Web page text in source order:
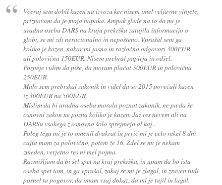
Včeraj sem dobil kazen na izvozu ker nisem imel veljavne vinjete,
priznavam da je moja napaka. Ampak glede na to da mi je
uradna oseba DARS na kraju prekrška zatajila informacijo o
globi, se mi zdi neracionalno in nepošteno. Vprašal sem ga
koliko je kazen, nakar mi jasno in razločno odgovori 300EUR
ali polovična 150EUR. Nisem prebral papirja in odšel.
Pozneje vidim da piše, da moram plačat 500EUR in polovična
250EUR.
Malo sem prebrskal zakonik in videl da so 2015 povečali kazen
iz 300EUR na 500EUR.
Mislim da bi uradna oseba morala poznat zakonik, ne pa da še
osnovni zakon ne pozna koliko je kazen. Jaz res nevem ali na
DARSu vsakega z osnovno šolo sprejmejo al kaj...
Poleg tega mi je to omenil dvakrat in prvič mi je celo rekel 8 dni
cajta mam za polovično, potem že 16. Zdel se mi je nekam
zmeden, verjetno res ni mel pojma.
Razmišljam da bi šel spet na kraj prekrška, in upam da bo ista
oseba spet tam, in ga vprašal, zakaj se mi je zlagal, in zraven tudi
posnel ta pogovor, da imam vsaj dokaz, da mi je tajil in lagal.